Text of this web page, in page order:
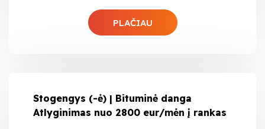
PLAČIAU
Stogengys (-ė) | Bituminė danga
Atlyginimas nuo 2800 eur/mėn į rankas